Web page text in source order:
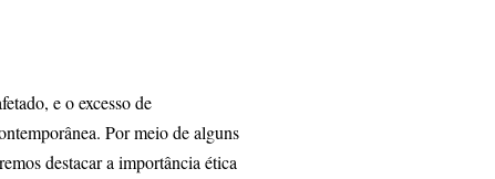
e o excesso de
Por meio de alguns
destacar a importância ética